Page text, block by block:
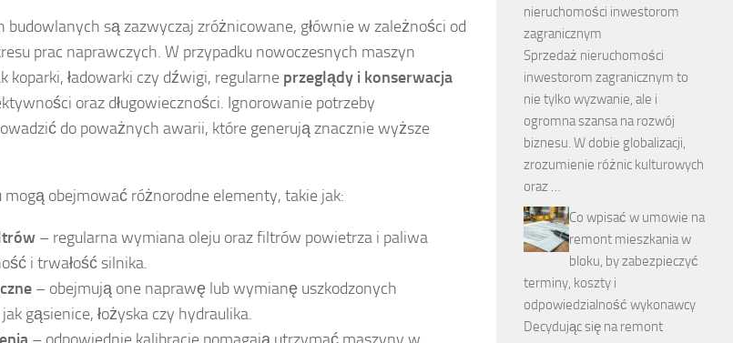
budowlanych są zazwyczaj zróżnicowane, głównie w zależności od
prac naprawczych. W przypadku nowoczesnych maszyn
koparki, ładowarki czy dźwigi, regularne przeglądy i konserwacja
oraz długowieczności. Ignorowanie potrzeby
do poważnych awarii, które generują znacznie wyższe
mogą obejmować różnorodne elementy, takie jak:
– regularna wymiana oleju oraz filtrów powietrza i paliwa
i trwałość silnika.
– obejmują one naprawę lub wymianę uszkodzonych
gąsienice, łożyska czy hydraulika.
nieruchomości inwestorom
zagranicznym
Sprzedaż nieruchomości
inwestorom zagranicznym to
nie tylko wyzwanie, ale i
ogromna szansa na rozwój
biznesu. W dobie globalizacji,
zrozumienie różnic kulturowych
oraz …
Co wpisać w umowie na
remont mieszkania w
bloku, by zabezpieczyć
terminy, koszty i
odpowiedzialność wykonawcy
Decydując się na remont